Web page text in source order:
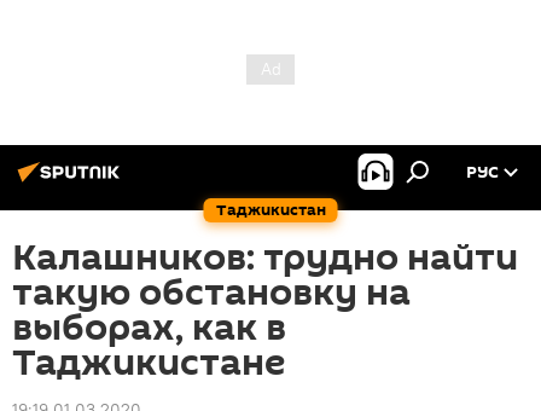
Таджикистан
РУС
Калашников: трудно найти
такую обстановку на
выборах, как в
Таджикистане